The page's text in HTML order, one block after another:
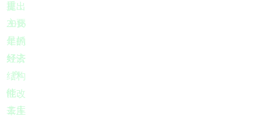
提出
2016
年的
经济
结构
性改
革主
重，
主要
是抓
好去
产
能、
去库